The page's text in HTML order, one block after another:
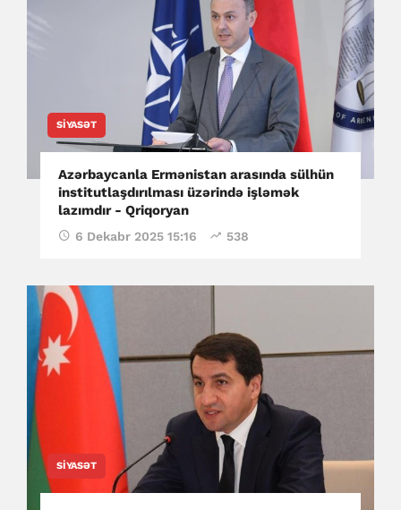
SIYASƏT
Azərbaycanla Ermənistan arasında sülhün
institutlaşdırılması üzərində işləmək
lazımdır - Qriqoryan
6 Dekabr 2025 15:16 538
SIYASƏT